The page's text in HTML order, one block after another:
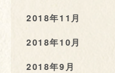
2018年11月
2018年10月
2018年9月